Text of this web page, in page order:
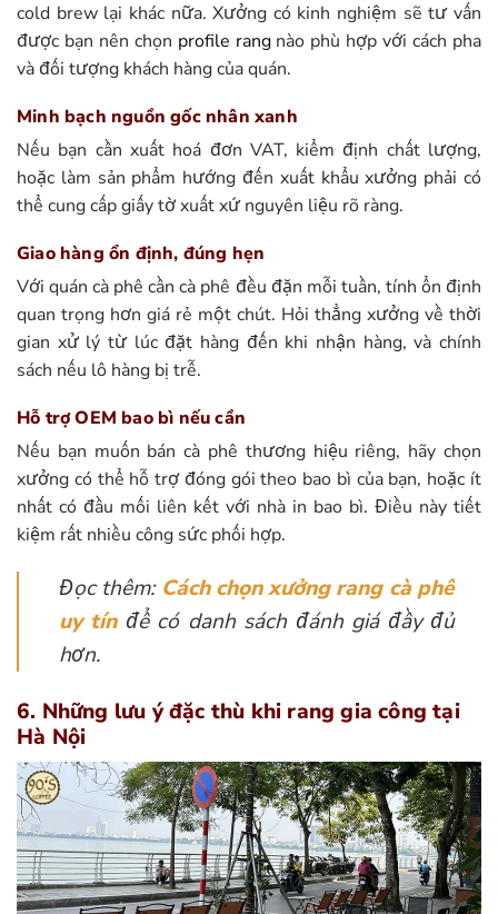
cold brew lại khác nữa. Xưởng có kinh nghiệm sẽ tư vấn
được bạn nên chọn profile rangnào phù hợp với cách pha
và đối tượng khách hàng của quán.
Minh bạch nguồn gốc nhân xanh
Nếu bạn cần xuất hoá đơn VAT, kiểm định chất lượng,
hoặc làm sản phẩm hướng đến xuất khẩu xưởng phải có
thể cung cấp giấy tờ xuất xứ nguyên liệu rõ ràng.
Giao hàng ổn định, đúng hẹn
Với quán cà phê cần cà phê đều đặn mỗi tuần, tính ổn định
quan trọng hơn giá rẻ một chút. Hỏi thẳng xưởng về thời
gian xử lý từ lúc đặt hàng đến khi nhận hàng, và chính
sách nếu lô hàng bị trễ.
Hỗ trợ OEM bao bì nếu cần
Nếu bạn muốn bán cà phê thương hiệu riêng, hãy chọn
xưởng có thể hỗ trợ đóng gói theo bao bì của bạn, hoặc ít
nhất có đầu mối liên kết với nhà in bao bì. Điều này tiết
kiệm rất nhiều công sức phối hợp.
Đọc thêm: Cách chọn xưởng rang cà phê
uy tínđể có danh sách đánh giá đầy đủ
hơn.
6. Những lưu ý đặc thù khi rang gia công tại
Hà Nội